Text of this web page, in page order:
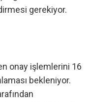
gerekiyor.
onay işlemlerini 16
bekleniyor.